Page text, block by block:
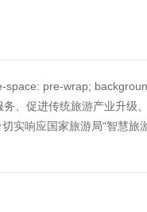
pre-wrap;
、促进传统旅游产业升级
响应国家旅游局“智慧旅